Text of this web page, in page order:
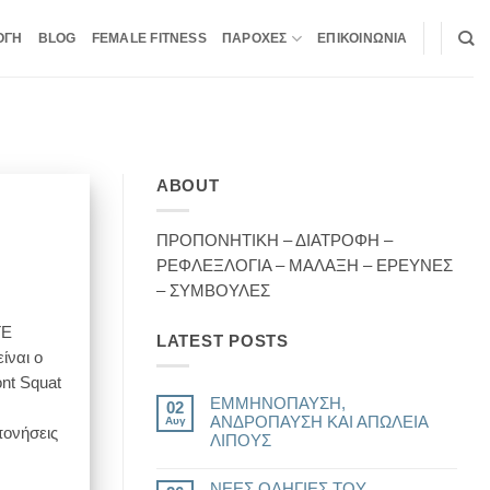
BLOG FEMALE FITNESS ΠΑΡΟΧΕΣ ΕΠΙΚΟΙΝΩΝΙΑ
ο
Squat
ABOUT
ΠΡΟΠΟΝΗΤΙΚΗ – ΔΙΑΤΡΟΦΗ –
ΡΕΦΛΕΞΛΟΓΙΑ – ΜΑΛΑΞΗ – ΕΡΕΥΝΕΣ
– ΣΥΜΒΟΥΛΕΣ
LATEST POSTS
02
Αυγ
ΕΜΜΗΝΟΠΑΥΣΗ,
ΑΝΔΡΟΠΑΥΣΗ ΚΑΙ ΑΠΩΛΕΙΑ
ΛΙΠΟΥΣ